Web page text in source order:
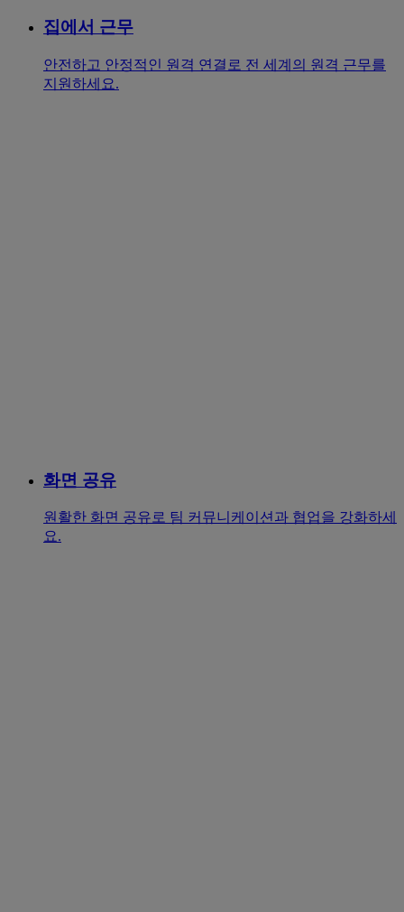
집에서 근무
안전하고 안정적인 원격 연결로 전 세계의 원격 근무를
지원하세요.
화면 공유
원활한 화면 공유로 팀 커뮤니케이션과 협업을 강화하세
요.